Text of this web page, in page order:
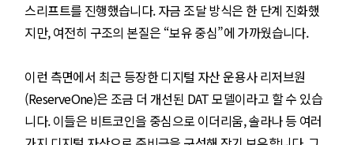
스리프트를 진행했습니다. 자금 조달 방식은 한 단계 진화했
지만, 여전히 구조의 본질은 “보유 중심”에 가까웠습니다.
이런 측면에서 최근 등장한 디지털 자산 운용사 리저브원
(ReserveOne)은 조금 더 개선된 DAT 모델이라고 할 수 있습
니다. 이들은 비트코인을 중심으로 이더리움, 솔라나 등 여러